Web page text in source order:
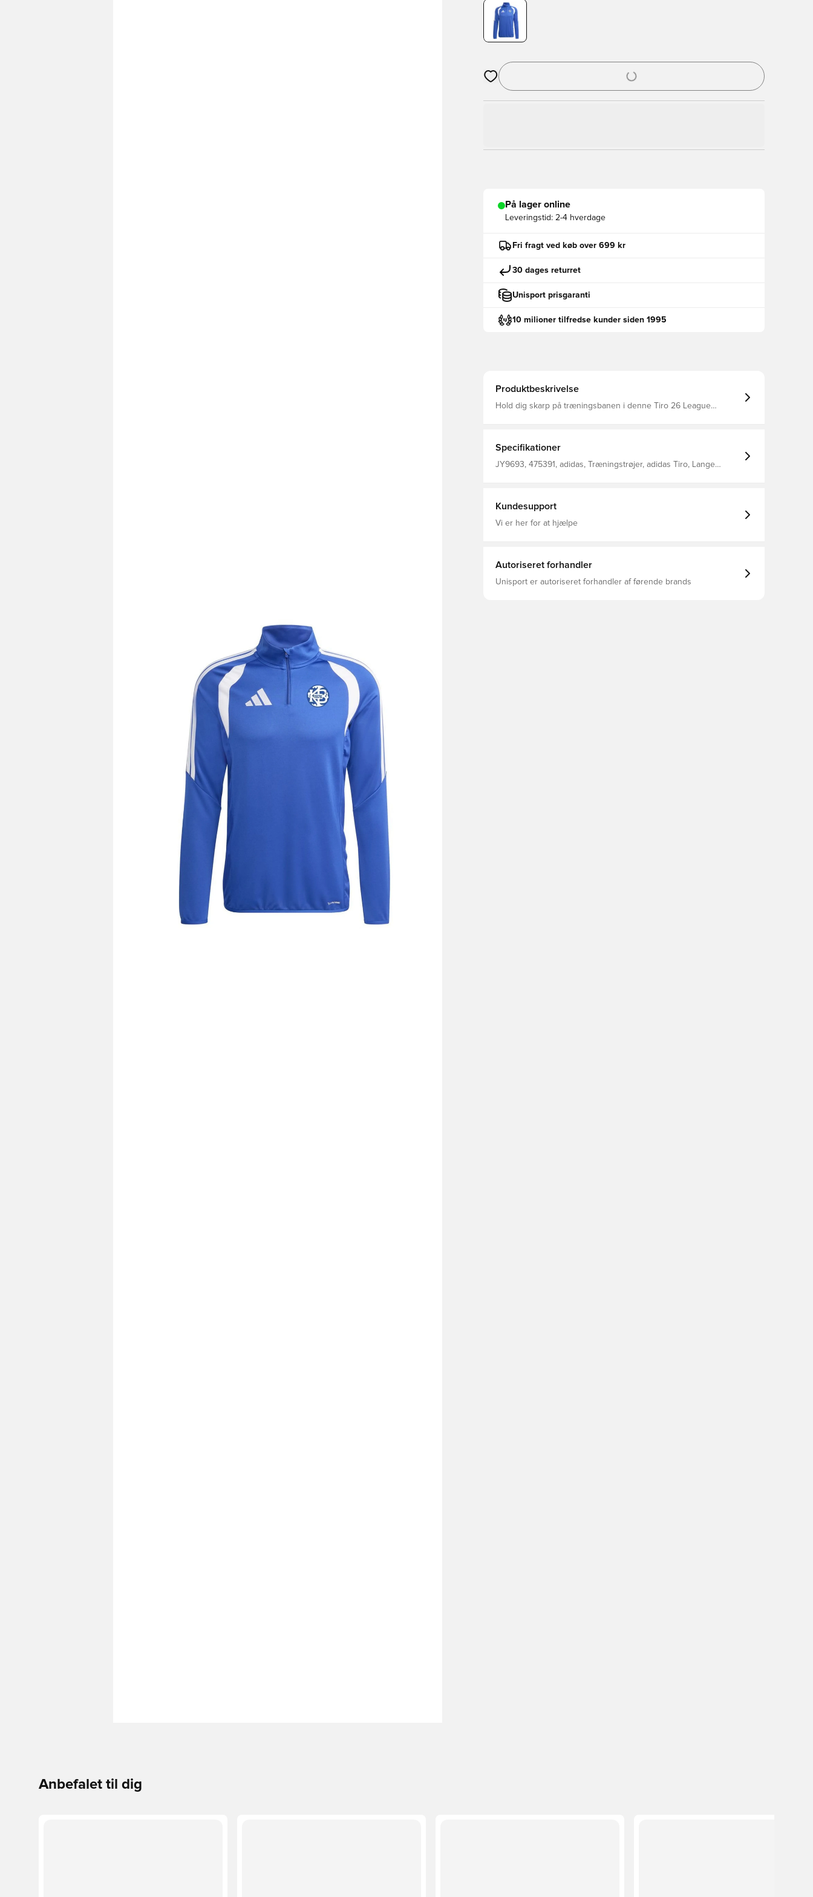
Åbner en Modal til at logge ind eller tilmelde dig som medlem
På lager online
Leveringstid: 2-4 hverdage
Fri fragt ved køb over 699 kr
30 dages returret
Unisport prisgaranti
10 milioner tilfredse kunder siden 1995
Produktbeskrivelse
Hold dig skarp på træningsbanen i denne Tiro 26 League
Specifikationer
JY9693, 475391, adidas, Træningstrøjer, adidas Tiro, Lange
Kundesupport
Vi er her for at hjælpe
Autoriseret forhandler
Unisport er autoriseret forhandler af førende brands
Anbefalet til dig